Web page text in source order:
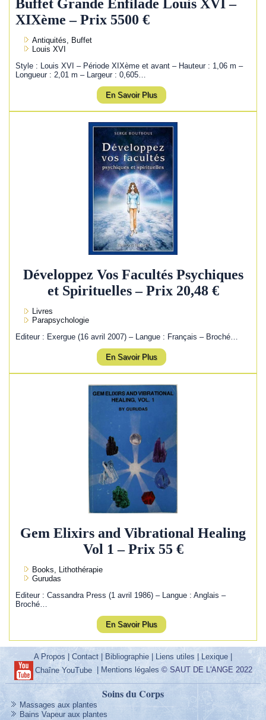
Buffet Grande Enfilade Louis XVI –
XIXème – Prix 5500 €
Antiquités, Buffet
Louis XVI
Style : Louis XVI – Période XIXème et avant – Hauteur : 1,06 m –
Longueur : 2,01 m – Largeur : 0,605…
En Savoir Plus
Développez Vos Facultés Psychiques
et Spirituelles – Prix 20,48 €
Livres
Parapsychologie
Editeur : Exergue (16 avril 2007) – Langue : Français – Broché…
En Savoir Plus
Gem Elixirs and Vibrational Healing
Vol 1 – Prix 55 €
Books, Lithothérapie
Gurudas
Editeur : Cassandra Press (1 avril 1986) – Langue : Anglais –
Broché…
En Savoir Plus
A Propos |Contact | Bibliographie | Liens utiles| Lexique |
Chaîne YouTube| Mentions légales © SAUT DE L'ANGE 2022
Soins du Corps
Massages aux plantes
Bains Vapeur aux plantes